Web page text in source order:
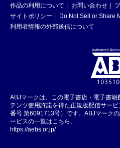
作品の利用について
お問い合わせ
サイトポリシー
Do Not Sell or Share
利用者情報の外部送信について
ABJマークは、この電子書店・電子書
テンツ使用許諾を得た正規版配信サー
番号 第6091713号）です。ABJマーク
ービスの一覧はこちら。
https://aebs.or.jp/